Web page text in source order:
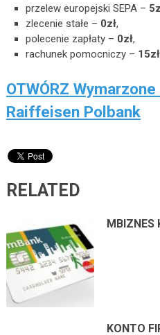
przelew europejski SEPA –
zlecenie stałe – 0zł,
polecenie zapłaty – 0zł,
rachunek pomocniczy – 15zł
OTWÓRZ
Raiffeisen Polbank
RELATED
MBIZNES
KONTO